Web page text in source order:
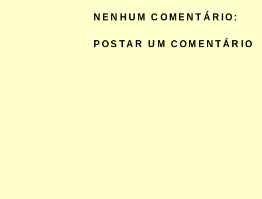
NENHUM COMENTÁRIO:
POSTAR UM COMENTÁRIO